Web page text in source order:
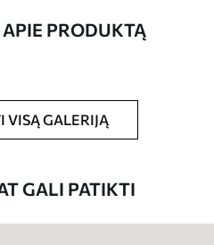
laku.
PRODUKTĄ
VISĄ GALERIJĄ
GALI PATIKTI